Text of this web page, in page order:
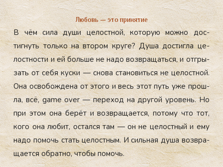
Любовь — это принятие
В чём си­ла ду­ши це­лос­тной, ко­торую мож­но дос­
тигнуть толь­ко на вто­ром кру­ге? Ду­ша дос­тигла це­
лос­тнос­ти и ей боль­ше не на­до воз­вра­щать­ся, и от­гры­
зать от се­бя кус­ки — сно­ва ста­новить­ся не це­лос­тной.
Она ос­во­бож­де­на от это­го и весь этот путь уже прош­
ла, всё, game over — пе­реход на дру­гой уро­вень. Но
при этом она бе­рёт и воз­вра­ща­ет­ся, по­тому что тот,
ко­го она лю­бит, ос­тался там — он не це­лос­тный и ему
на­до по­мочь стать це­лос­тным. И силь­ная ду­ша воз­вра­
ща­ет­ся об­ратно, что­бы по­мочь.